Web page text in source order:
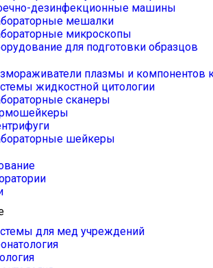
дезинфекционные машины
мешалки
микроскопы
для подготовки образцов
плазмы и компонентов
жидкостной цитологии
сканеры
шейкеры
для мед учреждений